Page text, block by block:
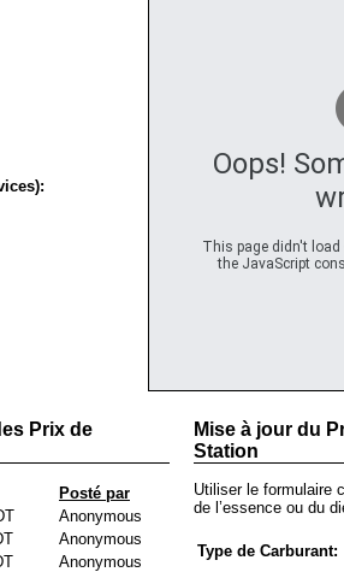
Oops!
This page didn't load
the JavaScript
Prix de
Posté par
Anonymous
Anonymous
Anonymous
Mise à jour du
Station
Utiliser le formulaire
de l’essence ou du
Type de Carburant: